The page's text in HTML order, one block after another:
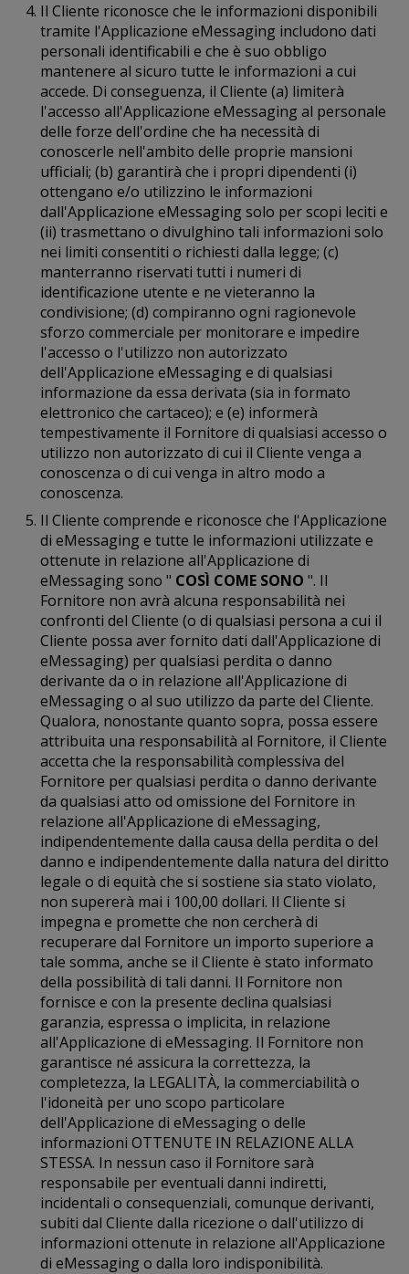
Il Cliente riconosce che le informazioni disponibili
tramite l'Applicazione eMessaging includono dati
personali identificabili e che è suo obbligo
mantenere al sicuro tutte le informazioni a cui
accede. Di conseguenza, il Cliente (a) limiterà
l'accesso all'Applicazione eMessaging al personale
delle forze dell'ordine che ha necessità di
conoscerle nell'ambito delle proprie mansioni
ufficiali; (b) garantirà che i propri dipendenti (i)
ottengano e/o utilizzino le informazioni
dall'Applicazione eMessaging solo per scopi leciti e
(ii) trasmettano o divulghino tali informazioni solo
nei limiti consentiti o richiesti dalla legge; (c)
manterranno riservati tutti i numeri di
identificazione utente e ne vieteranno la
condivisione; (d) compiranno ogni ragionevole
sforzo commerciale per monitorare e impedire
l'accesso o l'utilizzo non autorizzato
dell'Applicazione eMessaging e di qualsiasi
informazione da essa derivata (sia in formato
elettronico che cartaceo); e (e) informerà
tempestivamente il Fornitore di qualsiasi accesso o
utilizzo non autorizzato di cui il Cliente venga a
conoscenza o di cui venga in altro modo a
conoscenza.
Il Cliente comprende e riconosce che l'Applicazione
di eMessaging e tutte le informazioni utilizzate e
ottenute in relazione all'Applicazione di
eMessaging sono " COSÌ COME SONO ". Il
Fornitore non avrà alcuna responsabilità nei
confronti del Cliente (o di qualsiasi persona a cui il
Cliente possa aver fornito dati dall'Applicazione di
eMessaging) per qualsiasi perdita o danno
derivante da o in relazione all'Applicazione di
eMessaging o al suo utilizzo da parte del Cliente.
Qualora, nonostante quanto sopra, possa essere
attribuita una responsabilità al Fornitore, il Cliente
accetta che la responsabilità complessiva del
Fornitore per qualsiasi perdita o danno derivante
da qualsiasi atto od omissione del Fornitore in
relazione all'Applicazione di eMessaging,
indipendentemente dalla causa della perdita o del
danno e indipendentemente dalla natura del diritto
legale o di equità che si sostiene sia stato violato,
non supererà mai i 100,00 dollari. Il Cliente si
impegna e promette che non cercherà di
recuperare dal Fornitore un importo superiore a
tale somma, anche se il Cliente è stato informato
della possibilità di tali danni. Il Fornitore non
fornisce e con la presente declina qualsiasi
garanzia, espressa o implicita, in relazione
all'Applicazione di eMessaging. Il Fornitore non
garantisce né assicura la correttezza, la
completezza, la LEGALITÀ, la commerciabilità o
l'idoneità per uno scopo particolare
dell'Applicazione di eMessaging o delle
informazioni OTTENUTE IN RELAZIONE ALLA
STESSA. In nessun caso il Fornitore sarà
responsabile per eventuali danni indiretti,
incidentali o consequenziali, comunque derivanti,
subiti dal Cliente dalla ricezione o dall'utilizzo di
informazioni ottenute in relazione all'Applicazione
di eMessaging o dalla loro indisponibilità.